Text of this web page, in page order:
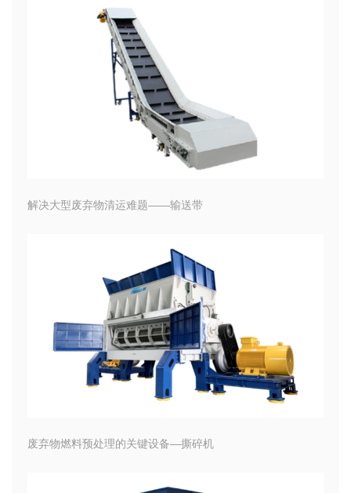
解决大型废弃物清运难题——输送带
废弃物燃料预处理的关键设备—撕碎机